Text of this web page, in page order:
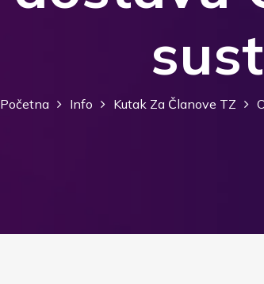
Početna Info Kutak Za Članove TZ